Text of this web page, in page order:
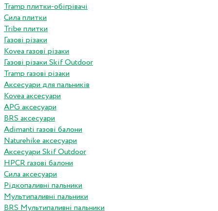
Tramp плитки-обігрівачі
Сила плитки
Tribe плитки
Газові різаки
Kovea газові різаки
Газові різаки Skif Outdoor
Tramp газові різаки
Аксесуари для пальників
Kovea аксесуари
APG аксесуари
BRS аксесуари
Adimanti газові балони
Naturehike аксесуари
Аксесуари Skif Outdoor
HPCR газові балони
Сила аксесуари
Рідкопаливні пальники
Мультипаливні пальники
BRS Мультипаливні пальники